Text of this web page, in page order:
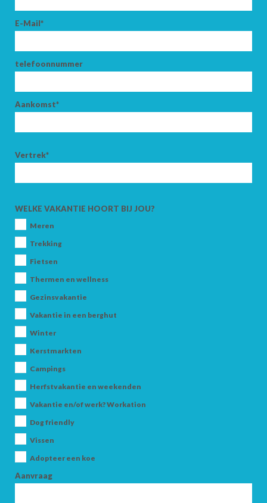
E-Mail*
telefoonnummer
Aankomst*
Vertrek*
WELKE VAKANTIE HOORT BIJ JOU?
Meren
Trekking
Fietsen
Thermen en wellness
Gezinsvakantie
Vakantie in een berghut
Winter
Kerstmarkten
Campings
Herfstvakantie en weekenden
Vakantie en/of werk? Workation
Dog friendly
Vissen
Adopteer een koe
Aanvraag